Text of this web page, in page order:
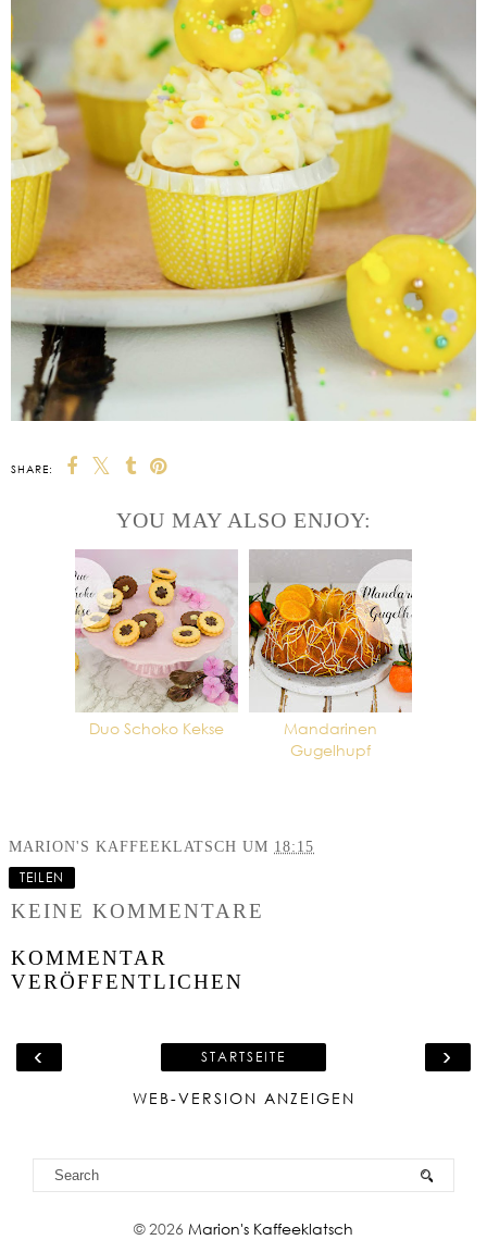
SHARE:
YOU MAY ALSO ENJOY:
Duo Schoko Kekse
Mandarinen
Gugelhupf
MARION'S KAFFEEKLATSCH UM 18:15
TEILEN
KEINE KOMMENTARE
KOMMENTAR
VERÖFFENTLICHEN
‹ ›
STARTSEITE
WEB-VERSION ANZEIGEN
©2026 Marion's Kaffeeklatsch